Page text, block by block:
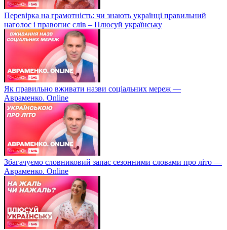
Перевірка на грамотність: чи знають українці правильний
наголос і правопис слів – Плюсуй українську
Як правильно вживати назви соціальних мереж —
Авраменко. Online
Збагачуємо словниковий запас сезонними словами про літо —
Авраменко. Online